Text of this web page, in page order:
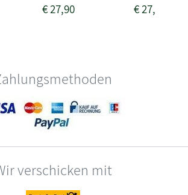
€27,90 €27,00
verschicken mit